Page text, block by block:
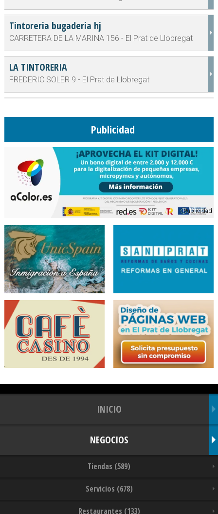
Tintoreria bugaderia hj
CARRETERA DE LA MARINA 156 - El Prat de Llobregat
LA TINTORERIA
FREDERIC SOLER 9 - El Prat de Llobregat
Publicidad
INICIO
NEGOCIOS
Tiendas (589)
Servicios (678)
Restaurantes (133)